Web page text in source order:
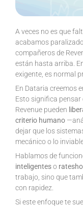
A veces no es que
acabamos
compañeros de
están hasta arriba.
exigente, es normal
En Dataria creemos
Esto significa
Revenue pueden
criterio humano
dejar que los
mecánico o lo
Hablamos de
inteligenteso
trabajo, sino que
con rapidez.
Si este enfoque te